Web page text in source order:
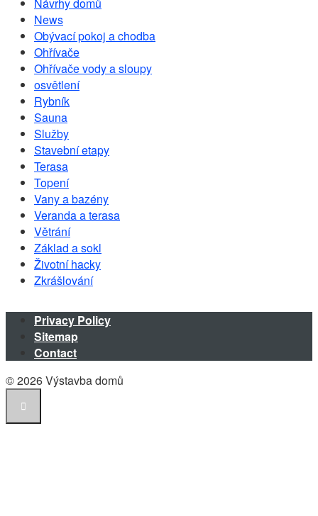
News
Obývací pokoj a chodba
Ohřívače
Ohřívače vody a sloupy
osvětlení
Rybník
Sauna
Služby
Stavební etapy
Terasa
Topení
Vany a bazény
Veranda a terasa
Větrání
Základ a sokl
Životní hacky
Zkrášlování
Privacy Policy
Sitemap
Contact
© 2026 Výstavba domů